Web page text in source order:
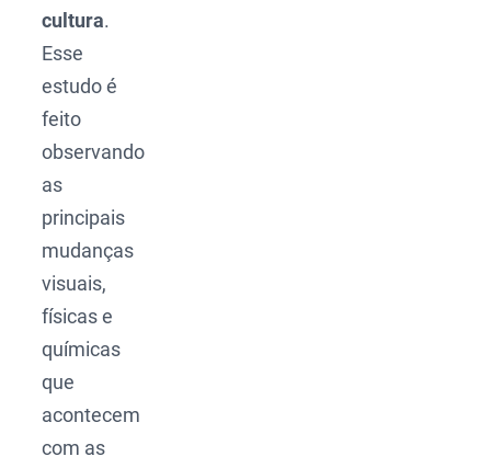
cultura.
Esse
estudo é
feito
observando
as
principais
mudanças
visuais,
físicas e
químicas
que
acontecem
com as